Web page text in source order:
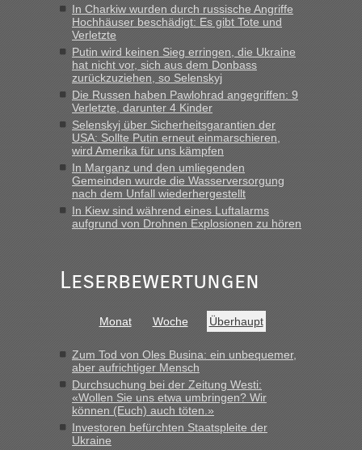
„Hallo Leute, ich weiß nicht, ob ich hier richtig bin mit meiner
Anfrage. Ich möchte 4 Umzugskartons mit gebrauchter
Straßen Kleidung bei der Einreise in die Ukraine
mitnehmen. Es ist gebrauchte Kleidung...“
Berichte und Reisetipps • Re: An welchem
Grenzübergang zwischen Polen und der Ukraine geht es am
schnellsten?
„Wir sind mit unserem Wohnmobil, wie geplant am Montag
15.6. in Krakovets rüber. Sehr zeitig los gegen 5 Uhr in der
Früh. Mit sehr sehr wenig Verkehr, super bis zur Grenze. Nur
8 PKW vor der Schranke....“
inBerichte und Reisetipps • Re: An welchem
Grenzübergang zwischen Polen und der Ukraine geht es am
„Gestern 6 Stunden warten vor der Grenze Richtung Polen
in Krakowez mit dem Kleinbus. Abfertigung ging dann
Berichte und Reisetipps • Re: An welchem
Grenzübergang zwischen Polen und der Ukraine geht es am
schnellsten?
„Bin am Montag 15.6.26 um 8 Uhr in Urgyniw ausgereist,
das erste Mal an einem Montagmorgen ca. 15 Fahrzeuge
vor mir, bin sonst der Erste oder Zweite, egal, nach ca 20
Minuten wurde dann die nächste Welle...“
In Charkiw wurden durch russische Angriffe
Hochhäuser beschädigt: Es gibt Tote und
Verletzte
Putin wird keinen Sieg erringen, die Ukraine
hat nicht vor, sich aus dem Donbass
zurückzuziehen, so Selenskyj
Die Russen haben Pawlohrad angegriffen: 9
Verletzte, darunter 4 Kinder
Selenskyj über Sicherheitsgarantien der
USA: Sollte Putin erneut einmarschieren,
wird Amerika für uns kämpfen
In Marganz und den umliegenden
Gemeinden wurde die Wasserversorgung
nach dem Unfall wiederhergestellt
In Kiew sind während eines Luftalarms
aufgrund von Drohnen Explosionen zu hören
Leserbewertungen
Monat Woche Überhaupt
Zum Tod von Oles Busina: ein unbequemer,
aber aufrichtiger Mensch
Durchsuchung bei der Zeitung Westi:
«Wollen Sie uns etwa umbringen? Wir
können (Euch) auch töten.»
Investoren befürchten Staatspleite der
Ukraine